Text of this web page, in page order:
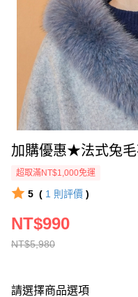
加購優惠★法式兔
超取滿NT$1,000免運
5 ( 1 則評價 )
NT$5,980
NT$990
請選擇商品選項